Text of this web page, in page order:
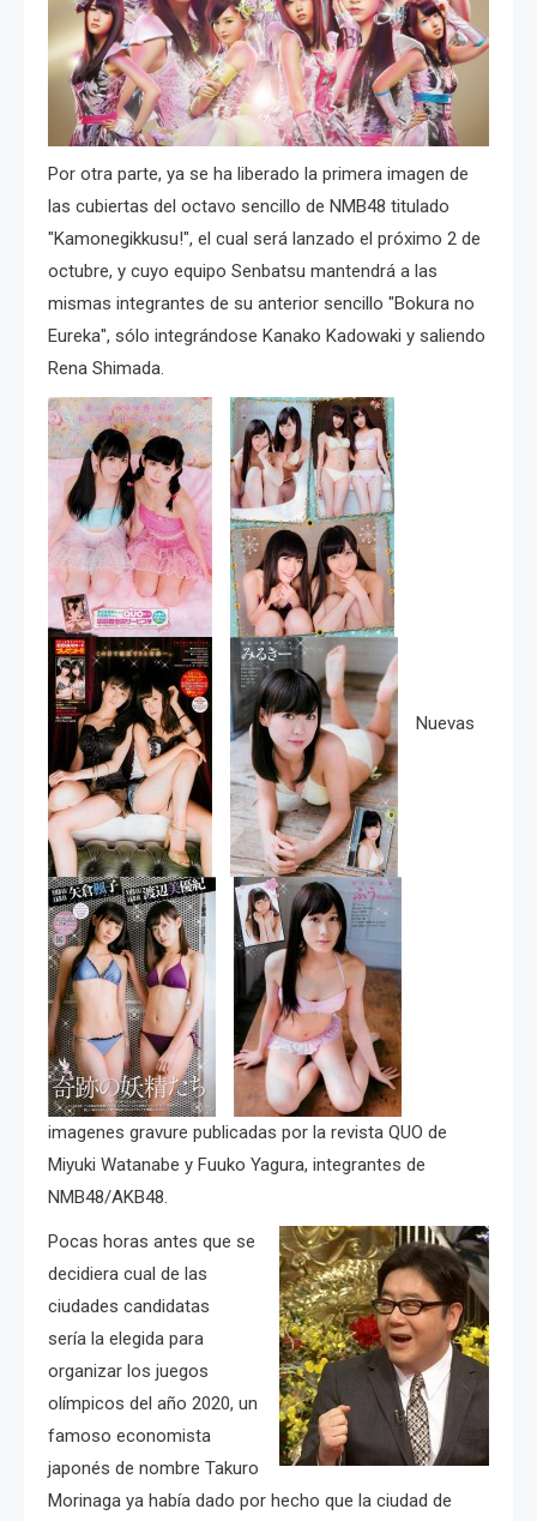
Por otra parte, ya se ha liberado la primera imagen de
las cubiertas del octavo sencillo de NMB48 titulado
"Kamonegikkusu!", el cual será lanzado el próximo 2 de
octubre, y cuyo equipo Senbatsu mantendrá a las
mismas integrantes de su anterior sencillo "Bokura no
Eureka", sólo integrándose Kanako Kadowaki y saliendo
Rena Shimada.
Nuevas
imagenes gravure publicadas por la revista QUO de
Miyuki Watanabe y Fuuko Yagura, integrantes de
NMB48/AKB48.
Pocas horas antes que se
decidiera cual de las
ciudades candidatas
sería la elegida para
organizar los juegos
olímpicos del año 2020, un
famoso economista
japonés de nombre Takuro
Morinaga ya había dado por hecho que la ciudad de